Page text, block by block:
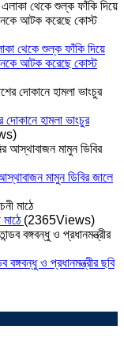
থেকে শুল্ক ফাঁকি দিয়ে
আটক করেছে কোস্ট
দোকানে হামলা ভাংচুর
মামুন ডিবির জালে
মাঠে (2365Views)
বঙ্গবন্ধু ও প্রধানমন্ত্রীর ছবি